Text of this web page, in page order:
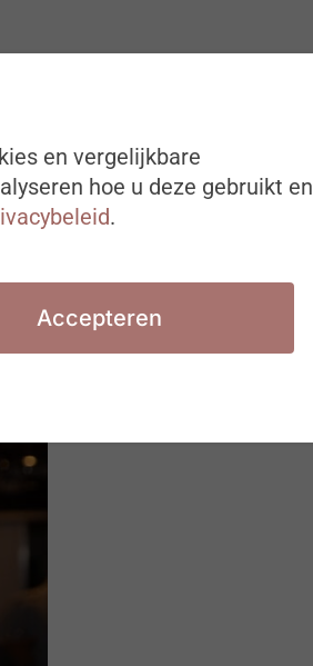
en
en vergelijkbare
hoe u deze gebruikt en
.
Accepteren